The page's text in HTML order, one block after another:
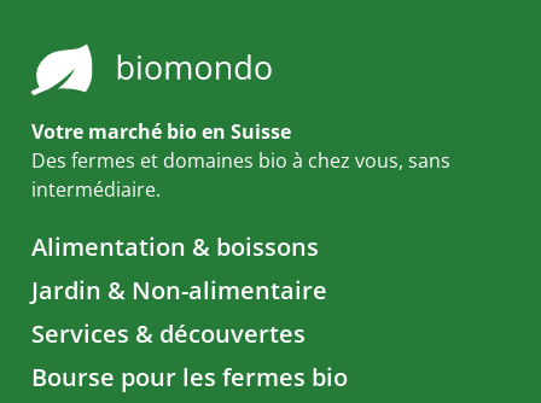
Votre marché bio en Suisse
Des fermes et domaines bio à chez vous, sans
intermédiaire.
Alimentation & boissons
Jardin & Non-alimentaire
Services & découvertes
Bourse pour les fermes bio